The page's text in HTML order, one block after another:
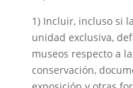
1) Incluir, incluso si
unidad exclusiva,
museos respecto a
conservación,